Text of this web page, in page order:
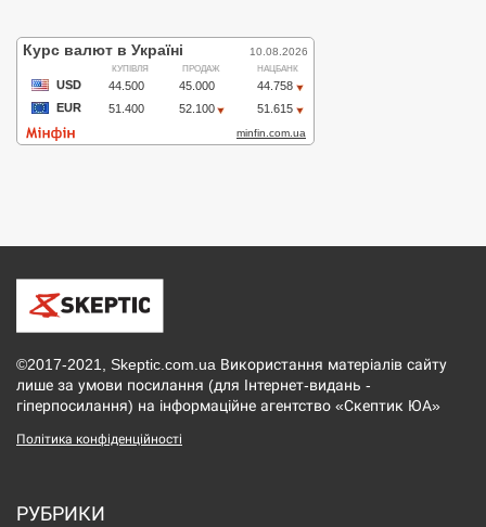
©2017-2021, Skeptic.com.ua Використання матеріалів сайту
лише за умови посилання (для Інтернет-видань -
гіперпосилання) на інформаційне агентство «Скептик ЮА»
Політика конфіденційності
РУБРИКИ